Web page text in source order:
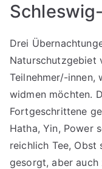
Drei
Naturschutzgebiet
Teilnehmer/-innen,
widmen möchten.
Fortgeschrittene
Hatha, Yin, Power
reichlich Tee, Obst
gesorgt, aber